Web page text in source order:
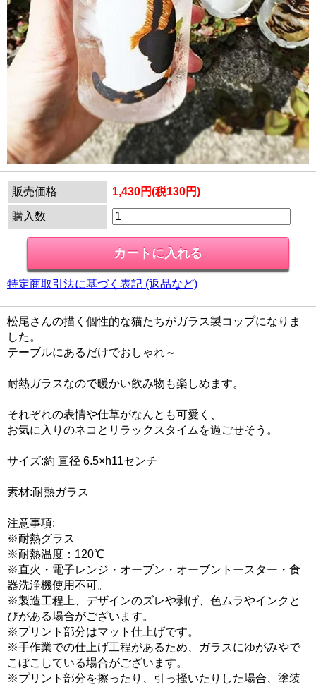
販売価格 1,430円(税130円)
購入数
特定商取引法に基づく表記 (返品など)
松尾さんの描く個性的な猫たちがガラス製コップになりま
した。
テーブルにあるだけでおしゃれ～
耐熱ガラスなので暖かい飲み物も楽しめます。
それぞれの表情や仕草がなんとも可愛く、
お気に入りのネコとリラックスタイムを過ごせそう。
サイズ:約 直径 6.5×h11センチ
素材:耐熱ガラス
注意事項:
※耐熱グラス
※耐熱温度：120℃
※直火・電子レンジ・オーブン・オーブントースター・食
器洗浄機使用不可。
※製造工程上、デザインのズレや剥げ、色ムラやインクと
びがある場合がございます。
※プリント部分はマット仕上げです。
※手作業での仕上げ工程があるため、ガラスにゆがみやで
こぼこしている場合がございます。
※プリント部分を擦ったり、引っ掻いたりした場合、塗装